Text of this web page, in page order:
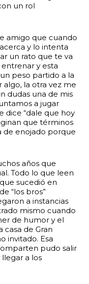
un rol
amigo que cuando
y lo intenta
un rato que te va
y esta
peso partido a la
algo, la otra vez me
dudas una de mis
a jugar
dice “dale que hoy
que términos
de enojado porque
años que
Todo lo que leen
sucedió en
“los bros”
a instancias
mismo cuando
de humor y el
de Gran
invitado. Esa
pudo salir
a los